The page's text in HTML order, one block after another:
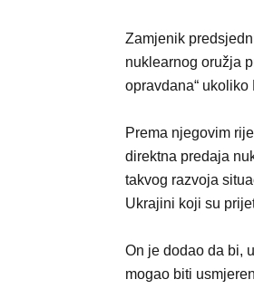
Zamjenik
nuklearnog oružja
opravdana“
Prema njegovim
direktna predaja
takvog razvoja
Ukrajini koji su
On je dodao da bi,
mogao biti